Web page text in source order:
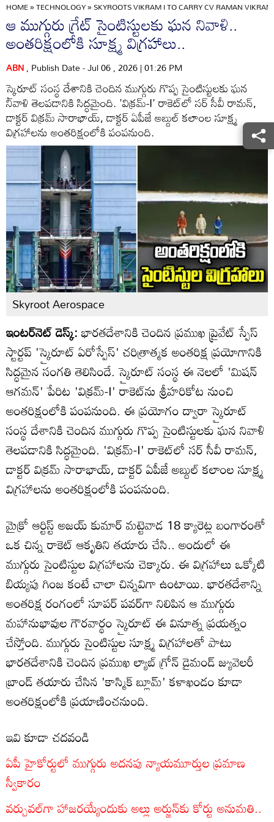
HOME»TECHNOLOGY»SKYROOTS VIKRAM I TO CARRY CV RAMAN
ఆ ముగ్గురు గ్రేట్ సైంటిస్టులకు ఘన నివాళి..
అంతరిక్షంలోకి సూక్ష్మ విగ్రహాలు..
ABN, Publish Date - Jul 06 , 2026 | 01:26 PM
స్కైరూట్ సంస్థ దేశానికి చెందిన ముగ్గురు గొప్ప సైంటిస్టులకు ఘన
నివాళి తెలపడానికి సిద్ధమైంది. 'విక్రమ్-I' రాకెట్‌లో సర్ సీవీ రామన్,
డాక్టర్ విక్రమ్ సారాభాయ్, డాక్టర్ ఏపీజే అబ్దుల్ కలాంల సూక్ష్మ
విగ్రహాలను అంతరిక్షంలోకి పంపనుంది.
Skyroot Aerospace
ఇంటర్‌నెట్ డెస్క్:భారతదేశానికి చెందిన ప్రముఖ ప్రైవేట్ స్పేస్
స్టార్టప్ 'స్కైరూట్ ఏరోస్పేస్' చరిత్రాత్మక అంతరిక్ష ప్రయోగానికి
సిద్ధమైన సంగతి తెలిసిందే. స్కైరూట్ సంస్థ ఈ నెలలో 'మిషన్
ఆగమన్' పేరిట 'విక్రమ్-I' రాకెట్‌ను శ్రీహరికోట నుంచి
అంతరిక్షంలోకి పంపనుంది. ఈ ప్రయోగం ద్వారా స్కైరూట్
సంస్థ దేశానికి చెందిన ముగ్గురు గొప్ప సైంటిస్టులకు ఘన నివాళి
తెలపడానికి సిద్ధమైంది. 'విక్రమ్-I' రాకెట్‌లో సర్ సీవీ రామన్,
డాక్టర్ విక్రమ్ సారాభాయ్, డాక్టర్ ఏపీజే అబ్దుల్ కలాంల సూక్ష్మ
విగ్రహాలను అంతరిక్షంలోకి పంపనుంది.
మైక్రో ఆర్టిస్ట్ అజయ్ కుమార్ మట్టెవాడ 18 క్యారెట్ల బంగారంతో
ఒక చిన్న రాకెట్ ఆకృతిని తయారు చేసి.. అందులో ఈ
ముగ్గురు సైంటిస్టుల విగ్రహాలను చెక్కారు. ఈ విగ్రహాలు ఒక్కోటి
బియ్యపు గింజ కంటే చాలా చిన్నవిగా ఉంటాయి. భారతదేశాన్ని
అంతరిక్ష రంగంలో సూపర్ పవర్‌గా నిలిపిన ఆ ముగ్గురు
మహానుభావుల గౌరవార్థం స్కైరూట్ ఈ వినూత్న ప్రయత్నం
చేస్తోంది. ముగ్గురు సైంటిస్టుల సూక్ష్మ విగ్రహాలతో పాటు
భారతదేశానికి చెందిన ప్రముఖ ల్యాబ్ గ్రోన్ డైమండ్ జ్యువెలరీ
బ్రాండ్ తయారు చేసిన 'కాస్మిక్ బ్లూమ్' కళాఖండం కూడా
అంతరిక్షంలోకి ప్రయాణించనుంది.
ఇవి కూడా చదవండి
ఏపీ హైకోర్టులో ముగ్గురు అదనపు న్యాయమూర్తుల ప్రమాణ
స్వీకారం
వర్చువల్‌గా హాజరయ్యేందుకు అల్లు అర్జున్‌కు కోర్టు అనుమతి..